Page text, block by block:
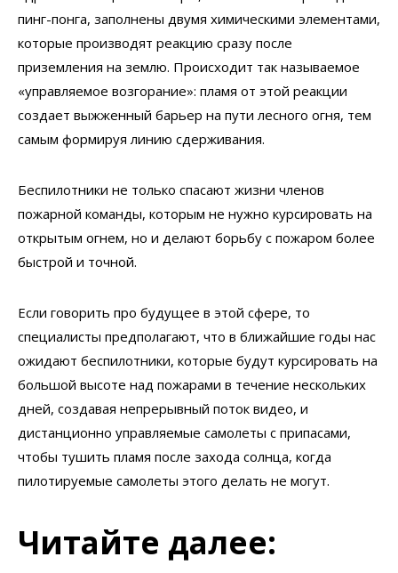
пинг-понга, заполнены двумя химическими элементами,
которые производят реакцию сразу после
приземления на землю. Происходит так называемое
«управляемое возгорание»: пламя от этой реакции
создает выжженный барьер на пути лесного огня, тем
самым формируя линию сдерживания.
Беспилотники не только спасают жизни членов
пожарной команды, которым не нужно курсировать на
открытым огнем, но и делают борьбу с пожаром более
быстрой и точной.
Если говорить про будущее в этой сфере, то
специалисты предполагают, что в ближайшие годы нас
ожидают беспилотники, которые будут курсировать на
большой высоте над пожарами в течение нескольких
дней, создавая непрерывный поток видео, и
дистанционно управляемые самолеты с припасами,
чтобы тушить пламя после захода солнца, когда
пилотируемые самолеты этого делать не могут.
Читайте далее: